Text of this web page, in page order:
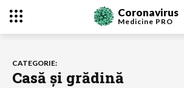
Coronavirus
Medicine PRO
CATEGORIE:
Casă și grădină